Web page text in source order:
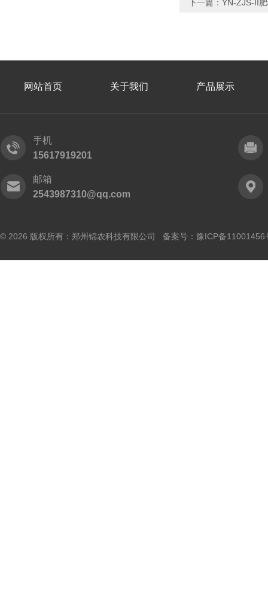
下一篇： YN-ZJS-II
网站首页 关于我们 产品展示
手机
15617919201
邮箱
2543987310@qq.com
© 2026 版权所有：郑州锦农科技有限公司 备案号： 豫ICP备11001456